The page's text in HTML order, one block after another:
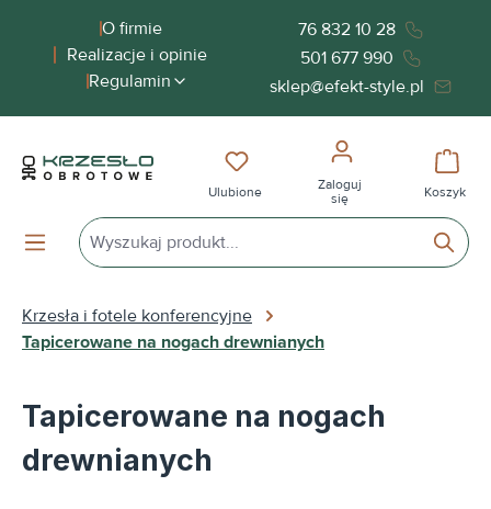
zawartościO firmie
Realizacje i opinie
Regulamin
76 832 10 28
501 677 990
sklep@efekt-style.pl
Masz 0 przedmioty na liście
Ulubione
Zaloguj
się
Koszyk
Krzesła i fotele konferencyjne
Tapicerowane na nogach drewnianych
Tapicerowane na nogach
drewnianych